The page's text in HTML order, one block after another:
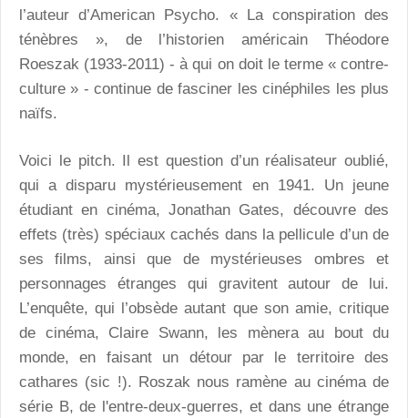
l’auteur d’American Psycho. « La conspiration des
ténèbres », de l’historien américain Théodore
Roeszak (1933-2011) - à qui on doit le terme « contre-
culture » - continue de fasciner les cinéphiles les plus
naïfs.
Voici le pitch. Il est question d’un réalisateur oublié,
qui a disparu mystérieusement en 1941. Un jeune
étudiant en cinéma, Jonathan Gates, découvre des
effets (très) spéciaux cachés dans la pellicule d’un de
ses films, ainsi que de mystérieuses ombres et
personnages étranges qui gravitent autour de lui.
L’enquête, qui l’obsède autant que son amie, critique
de cinéma, Claire Swann, les mènera au bout du
monde, en faisant un détour par le territoire des
cathares (sic !). Roszak nous ramène au cinéma de
série B, de l'entre-deux-guerres, et dans une étrange